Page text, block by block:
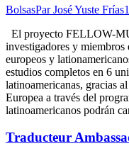
BolsasParJosé Yuste Frías
El proyecto FELLOW-
investigadores y
europeos y
estudios completos en 6
latinoamericanas, gracias
Europea a través del
latinoamericanos podrán
Traducteur